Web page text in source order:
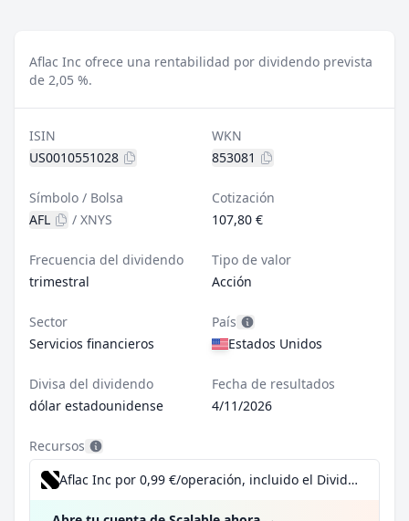
Aflac Inc ofrece una rentabilidad por dividendo prevista
de 2,05 %.
ISIN
US0010551028
WKN
853081
Símbolo / Bolsa
AFL
/ XNYS
Cotización
107,80 €
Frecuencia del dividendo
trimestral
Tipo de valor
Acción
Sector
Servicios financieros
País
Estados Unidos
Divisa del dividendo
dólar estadounidense
Fecha de resultados
4/11/2026
Recursos
Aflac Inc por 0,99 €/operación, incluido el Dividend Reinvestment Plan